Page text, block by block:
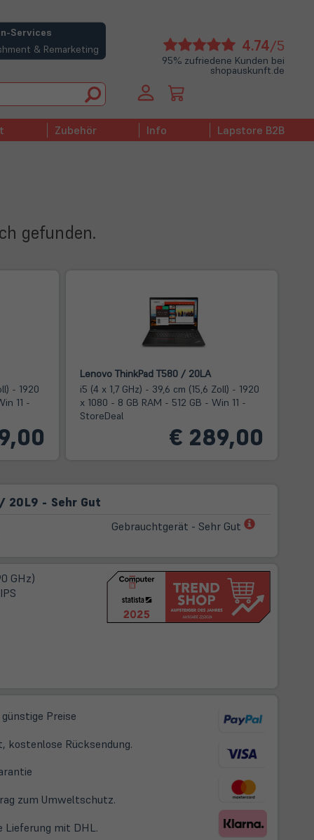
Services
& Remarketing 4.74/5
95% zufriedene Kunden bei
shopauskunft.de
Zubehör Info Lapstore B2B
gefunden.
- 1920
11 -
Lenovo ThinkPad T580 / 20LA
i5 (4 x 1,7 GHz) - 39,6 cm (15,6 Zoll) - 1920
x 1080 - 8 GB RAM - 512 GB - Win 11 -
StoreDeal
€ 289,00
20L9 - Sehr Gut
Gebrauchtgerät - Sehr Gut
(öffnet
Tab)
GHz)
Preise
kostenlose Rücksendung.
neuem
zum Umweltschutz.
Lieferung mit DHL.